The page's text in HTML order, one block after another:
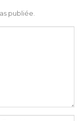
publiée.